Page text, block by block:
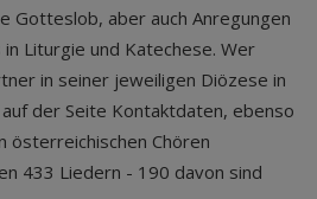
Gotteslob, aber auch Anregungen
Liturgie und Katechese. Wer
in seiner jeweiligen Diözese in
der Seite Kontaktdaten, ebenso
österreichischen Chören
433 Liedern - 190 davon sind